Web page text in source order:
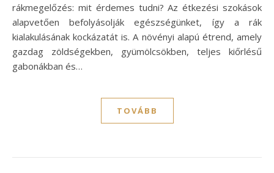
rákmegelőzés: mit érdemes tudni? Az étkezési szokások
alapvetően befolyásolják egészségünket, így a rák
kialakulásának kockázatát is. A növényi alapú étrend, amely
gazdag zöldségekben, gyümölcsökben, teljes kiőrlésű
gabonákban és…
TOVÁBB